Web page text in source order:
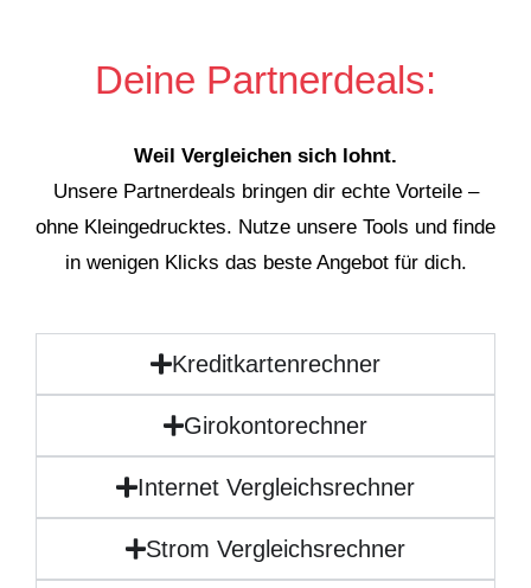
Deine Partnerdeals:
Weil Vergleichen sich lohnt.
Unsere Partnerdeals bringen dir echte Vorteile –
ohne Kleingedrucktes. Nutze unsere Tools und finde
in wenigen Klicks das beste Angebot für dich.
Kreditkartenrechner
Girokontorechner
Internet Vergleichsrechner
Strom Vergleichsrechner